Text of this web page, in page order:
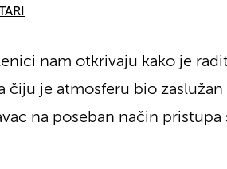
nam otkrivaju kako je
čiju je atmosferu bio
na poseban način